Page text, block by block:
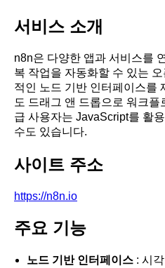
서비스 소개
n8n은 다양한 앱과 서비스를
복 작업을 자동화할 수 있는
적인 노드 기반 인터페이스를
도 드래그 앤 드롭으로 워크플
급 사용자는 JavaScript를 활
수도 있습니다.
사이트 주소
https://n8n.io
주요 기능
노드 기반 인터페이스 : 시